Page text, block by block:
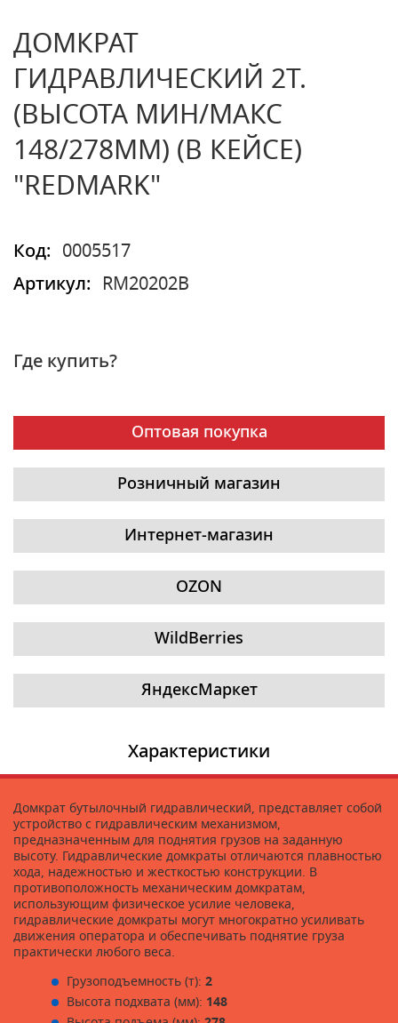
ДОМКРАТ
ГИДРАВЛИЧЕСКИЙ 2Т.
(ВЫСОТА МИН/МАКС
148/278ММ) (В КЕЙСЕ)
"REDMARK"
Код:
0005517
Артикул:
RM20202В
Где купить?
Оптовая покупка
Розничный магазин
Интернет-магазин
OZON
WildBerries
ЯндексМаркет
Характеристики
Домкрат бутылочный гидравлический, представляет собой
устройство с гидравлическим механизмом,
предназначенным для поднятия грузов на заданную
высоту. Гидравлические домкраты отличаются плавностью
хода, надежностью и жесткостью конструкции. В
противоположность механическим домкратам,
использующим физическое усилие человека,
гидравлические домкраты могут многократно усиливать
движения оператора и обеспечивать поднятие груза
практически любого веса.
Грузоподъемность (т): 2
Высота подхвата (мм): 148